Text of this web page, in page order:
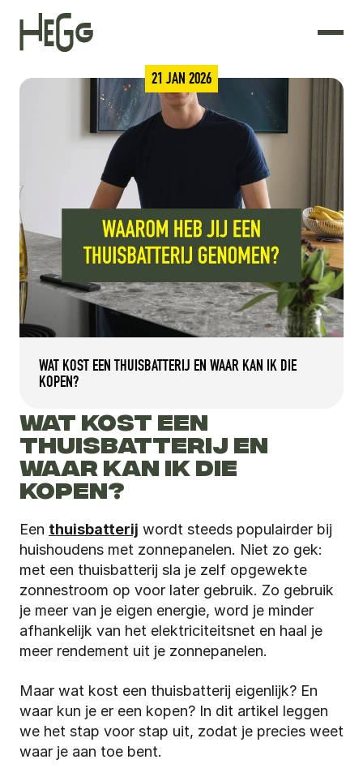
WAT KOST EEN THUISBATTERIJ EN WAAR KAN IK DIE
KOPEN?
21 JAN 2026
WAT KOST EEN
THUISBATTERIJ EN
WAAR KAN IK DIE
KOPEN?
Een thuisbatterij wordt steeds populairder bij
huishoudens met zonnepanelen. Niet zo gek:
met een thuisbatterij sla je zelf opgewekte
zonnestroom op voor later gebruik. Zo gebruik
je meer van je eigen energie, word je minder
afhankelijk van het elektriciteitsnet en haal je
meer rendement uit je zonnepanelen.
Maar wat kost een thuisbatterij eigenlijk? En
waar kun je er een kopen? In dit artikel leggen
we het stap voor stap uit, zodat je precies weet
waar je aan toe bent.